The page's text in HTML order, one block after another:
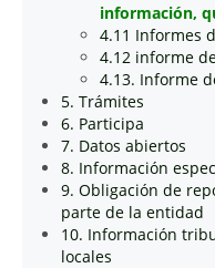
información,
4.11 Informes
4.12 informe
4.13. Informe
5. Trámites
6. Participa
7. Datos abiertos
8. Información
9. Obligación de
parte de la entidad
10. Información
locales